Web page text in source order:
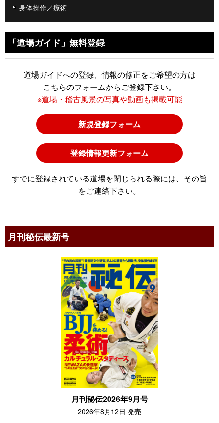
身体操作／療術
「道場ガイド」無料登録
道場ガイドへの登録、情報の修正をご希望の方は
こちらのフォームからご登録下さい。
※道場・稽古風景の写真や動画も掲載可能
新規登録フォーム
登録情報更新フォーム
すでに登録されている道場を閉じられる際には、その旨
をご連絡下さい。
月刊秘伝最新号
月刊秘伝2026年9月号
2026年8月12日 発売